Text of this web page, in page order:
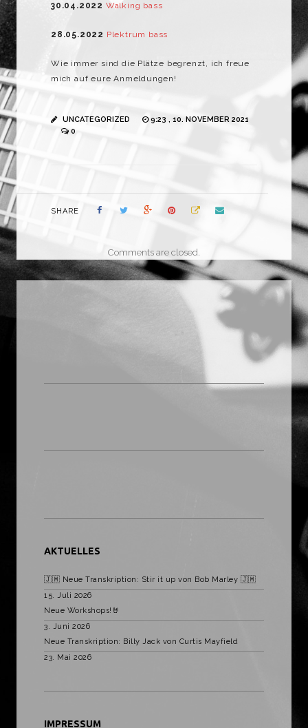
30.04.2022 Walking bass
28.05.2022 Plektrum bass
Wie immer sind die Plätze begrenzt, ich freue
mich auf eure Anmeldungen!
UNCATEGORIZED
9:23 , 10. NOVEMBER 2021
0
SHARE
Comments are closed.
AKTUELLES
🇯🇲 Neue Transkription: Stir it up von Bob Marley 🇯🇲
15. Juli 2026
Neue Workshops!🤘
3. Juni 2026
Neue Transkription: Billy Jack von Curtis Mayfield
23. Mai 2026
IMPRESSUM